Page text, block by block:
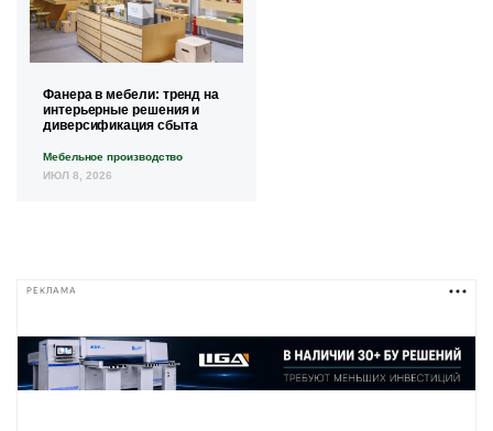
Фанера в мебели: тренд на
интерьерные решения и
диверсификация сбыта
Мебельное производство
ИЮЛ 8, 2026
РЕКЛАМА